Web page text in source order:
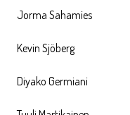
Jorma Sahamies
Kevin Sjöberg
Diyako Germiani